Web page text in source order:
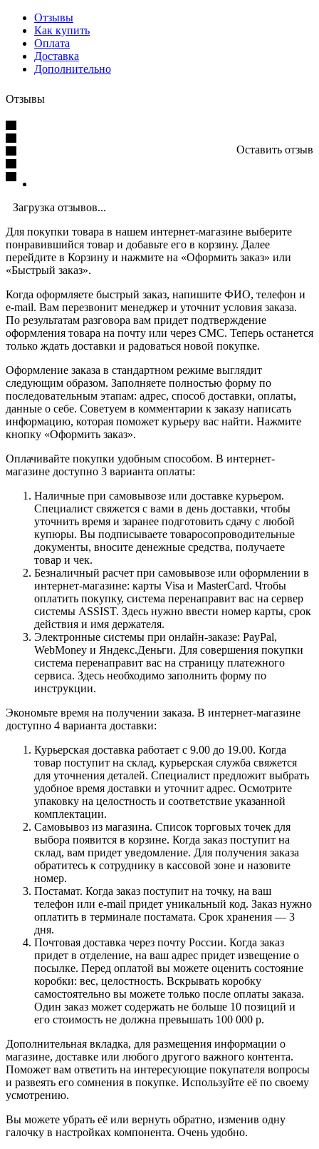
Отзывы
Как купить
Оплата
Доставка
Дополнительно
Отзывы
Оставить отзыв
Загрузка отзывов...
Для покупки товара в нашем интернет-магазине выберите
понравившийся товар и добавьте его в корзину. Далее
перейдите в Корзину и нажмите на «Оформить заказ» или
«Быстрый заказ».
Когда оформляете быстрый заказ, напишите ФИО, телефон и
e-mail. Вам перезвонит менеджер и уточнит условия заказа.
По результатам разговора вам придет подтверждение
оформления товара на почту или через СМС. Теперь останется
только ждать доставки и радоваться новой покупке.
Оформление заказа в стандартном режиме выглядит
следующим образом. Заполняете полностью форму по
последовательным этапам: адрес, способ доставки, оплаты,
данные о себе. Советуем в комментарии к заказу написать
информацию, которая поможет курьеру вас найти. Нажмите
кнопку «Оформить заказ».
Оплачивайте покупки удобным способом. В интернет-
магазине доступно 3 варианта оплаты:
Наличные при самовывозе или доставке курьером.
Специалист свяжется с вами в день доставки, чтобы
уточнить время и заранее подготовить сдачу с любой
купюры. Вы подписываете товаросопроводительные
документы, вносите денежные средства, получаете
товар и чек.
Безналичный расчет при самовывозе или оформлении в
интернет-магазине: карты Visa и MasterCard. Чтобы
оплатить покупку, система перенаправит вас на сервер
системы ASSIST. Здесь нужно ввести номер карты, срок
действия и имя держателя.
Электронные системы при онлайн-заказе: PayPal,
WebMoney и Яндекс.Деньги. Для совершения покупки
система перенаправит вас на страницу платежного
сервиса. Здесь необходимо заполнить форму по
инструкции.
Экономьте время на получении заказа. В интернет-магазине
доступно 4 варианта доставки:
Курьерская доставка работает с 9.00 до 19.00. Когда
товар поступит на склад, курьерская служба свяжется
для уточнения деталей. Специалист предложит выбрать
удобное время доставки и уточнит адрес. Осмотрите
упаковку на целостность и соответствие указанной
комплектации.
Самовывоз из магазина. Список торговых точек для
выбора появится в корзине. Когда заказ поступит на
склад, вам придет уведомление. Для получения заказа
обратитесь к сотруднику в кассовой зоне и назовите
номер.
Постамат. Когда заказ поступит на точку, на ваш
телефон или e-mail придет уникальный код. Заказ нужно
оплатить в терминале постамата. Срок хранения — 3
дня.
Почтовая доставка через почту России. Когда заказ
придет в отделение, на ваш адрес придет извещение о
посылке. Перед оплатой вы можете оценить состояние
коробки: вес, целостность. Вскрывать коробку
самостоятельно вы можете только после оплаты заказа.
Один заказ может содержать не больше 10 позиций и
его стоимость не должна превышать 100 000 р.
Дополнительная вкладка, для размещения информации о
магазине, доставке или любого другого важного контента.
Поможет вам ответить на интересующие покупателя вопросы
и развеять его сомнения в покупке. Используйте её по своему
усмотрению.
Вы можете убрать её или вернуть обратно, изменив одну
галочку в настройках компонента. Очень удобно.